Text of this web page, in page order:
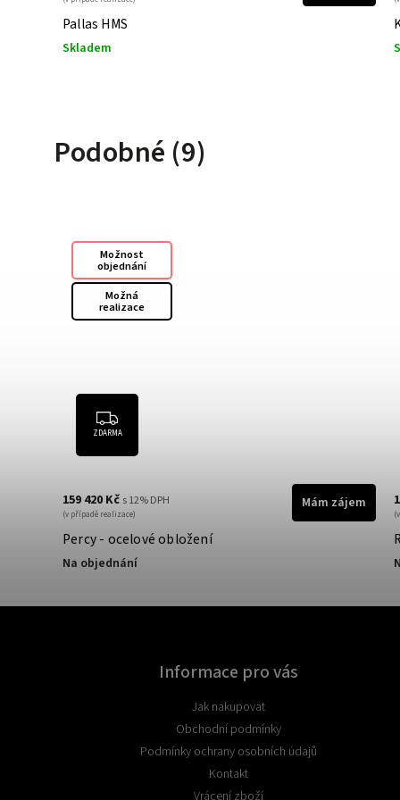
Pallas HMS
Skladem
Podobné (9)
Možnost
objednání
Možná
realizace
ZDARMA
Percy - ocelové obložení
Na objednání
159 420 Kč s 12% DPH
(v případě realizace)
Mám zájem
Informace pro vás
Jak nakupovat
Obchodní podmínky
Podmínky ochrany osobních údajů
Kontakt
Vrácení zboží